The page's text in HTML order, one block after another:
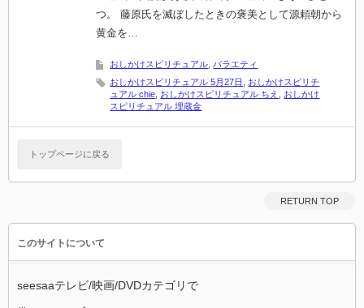
つ。 藤原氏を滅ぼしたときの褒美として源頼朝から
黄金を…
おしかけスピリチュアル バラエティ
おしかけスピリチュアル 5月27日
おしかけスピリチ
ュアル chie おしかけスピリチュアル ちえ
おしかけ
スピリチュアル 埋蔵金
トップページに戻る
RETURN TOP
このサイトについて
seesaaテレビ/映画/DVDカテゴリで